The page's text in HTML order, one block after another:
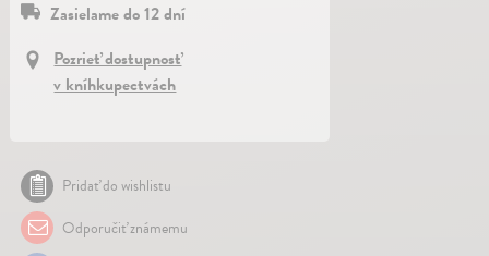
Zasielame do 12 dní
Pozrieť dostupnosť
v kníhkupectvách
Pridať do wishlistu
Odporučiť známemu